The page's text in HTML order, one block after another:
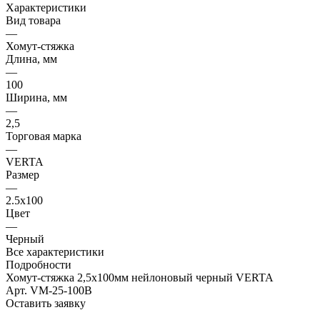
Характеристики
Вид товара
—
Хомут-стяжка
Длина, мм
—
100
Ширина, мм
—
2,5
Торговая марка
—
VERTA
Размер
—
2.5х100
Цвет
—
Черный
Все характеристики
Подробности
Хомут-стяжка 2,5х100мм нейлоновый черный VERTA
Арт. VM-25-100B
Оставить заявку